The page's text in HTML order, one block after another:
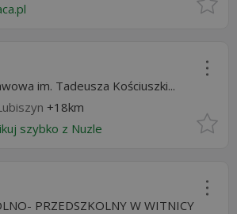
im. Tadeusza Kościuszki...
+18km
szybko z Nuzle
PRZEDSZKOLNY W WITNICY